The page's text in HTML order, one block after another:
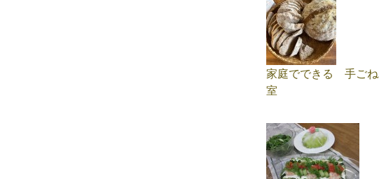
家庭でできる 手ごね
室